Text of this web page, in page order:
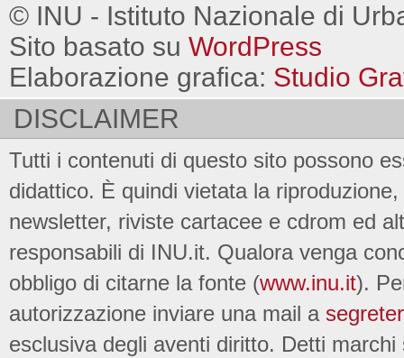
© INU - Istituto Nazionale di
Sito basato su WordPress
Elaborazione grafica: Studio
DISCLAIMER
Tutti i contenuti di questo sito possono
didattico. È quindi vietata la
newsletter, riviste cartacee e cdrom ed
responsabili di INU.it. Qualora venga
obbligo di citarne la fonte (www.inu.it).
autorizzazione inviare una mail a
esclusiva degli aventi diritto. Detti